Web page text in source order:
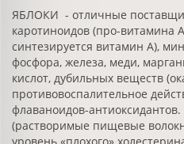
ЯБЛОКИ - отличные
каротиноидов (про-витамина
синтезируется витамин А),
фосфора, железа, меди,
кислот, дубильных веществ
противовоспалительное
флаваноидов-
(растворимые пищевые